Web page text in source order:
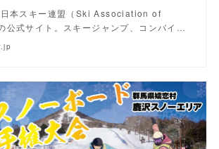
本スキー連盟（Ski Association of
式サイト。スキージャンプ、コンバイ…